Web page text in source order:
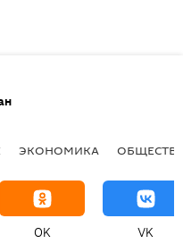
ЭКОНОМИКА
OK VK